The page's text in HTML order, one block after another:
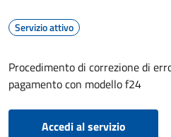
Servizio attivo
Procedimento di correzione di
pagamento con modello f24
Accedi al servizio